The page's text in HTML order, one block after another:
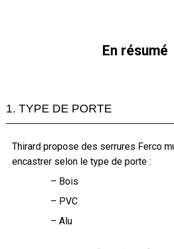
En résumé
1. TYPE DE PORTE
Thirard propose des serrures Ferco
encastrer selon le type de porte :
– Bois
– PVC
– Alu